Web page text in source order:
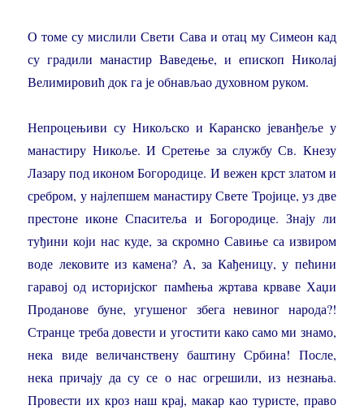
О томе су мислили Свети Сава и отац му Симеон кад
су градили манастир Ваведење, и епископ Николај
Велимировић док га је обнављао духовном руком.
Непроцењиви су Никољско и Каранско јеванђеље у
манастиру Никоље. И Сретење за службу Св. Кнезу
Лазару под иконом Богородице. И вежен крст златом и
сребром, у најлепшем манастиру Свете Тројице, уз две
престоне иконе Спаситеља и Богородице. Знају ли
туђини који нас куде, за скромно Савиње са извиром
воде лековите из камена? А, за Кађеницу, у пећини
гаравој од историјског памћења жртава крваве Хаџи
Проданове буне, угушеног збега невиног народа?!
Странце треба довести и угостити како само ми знамо,
нека виде величанствену баштину Србина! После,
нека причају да су се о нас огрешили, из незнања.
Провести их кроз наш крај, макар као туристе, право